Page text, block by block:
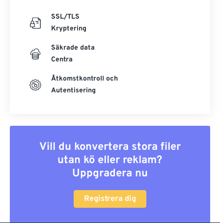
SSL/TLS
Kryptering
Säkrade data
Centra
Åtkomstkontroll och
Autentisering
Vill du konvertera stora filer
utan kö eller reklam?
Uppgradera nu
Registrera dig